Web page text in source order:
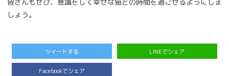
しょう。
ツイートする LINEでシェア
Facebookでシェア